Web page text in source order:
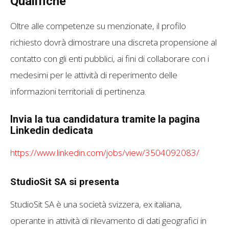
Oltre alle competenze su menzionate, il profilo
richiesto dovrà dimostrare una discreta propensione al
contatto con gli enti pubblici, ai fini di collaborare con i
medesimi per le attività di reperimento delle
informazioni territoriali di pertinenza.
Invia la tua candidatura tramite la pagina
Linkedin dedicata
https://www.linkedin.com/jobs/view/3504092083/
StudioSit SA si presenta
StudioSit SA è una società svizzera, ex italiana,
operante in attività di rilevamento di dati geografici in